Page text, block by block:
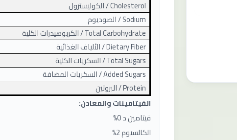
Cholesterol / الكوليسترول
Sodium / الصوديوم
Total Carbohydrate / الكربوهيدرات الكلية
Dietary Fiber / الألياف الغذائية
Total Sugars / السكريات الكلية
Added Sugars / السكريات المضافة
Protein / البروتين
الفيتامينات والمعادن:
فيتامين د 0%
الكالسيوم 2%